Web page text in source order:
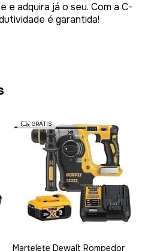
e adquira já o seu. Com a C-
é garantida!
GRÁTIS
Martelete Dewalt Rompedor